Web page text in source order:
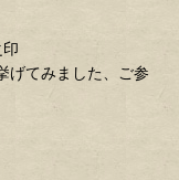
てみました、ご参